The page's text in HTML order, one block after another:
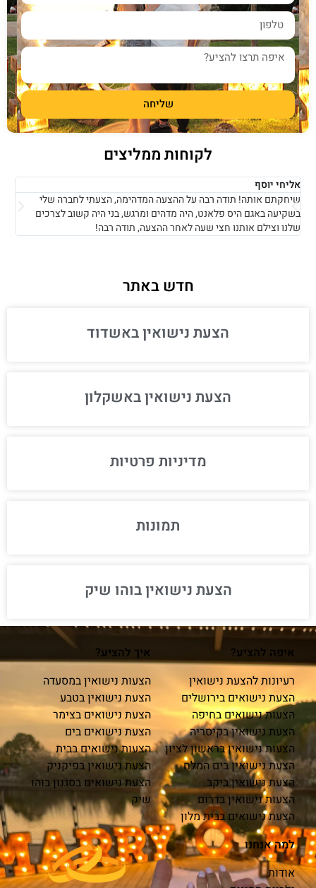
שליחה
לקוחות ממליצים
אליחי יוסף
שיחקתם אותה! תודה רבה על ההצעה המדהימה, הצעתי לחברה שלי
בשקיעה באגם היס פלאנט, היה מדהים ומרגש, בני היה קשוב לצרכים
שלנו וצילם אותנו חצי שעה לאחר ההצעה, תודה רבה!
חדש באתר
הצעת נישואין באשדוד
הצעת נישואין באשקלון
מדיניות פרטיות
תמונות
הצעת נישואין בוהו שיק
איפה להציע?
רעיונות להצעת נישואין
הצעת נישואים בירושלים
הצעות נישואים בחיפה
הצעת נישואין בקיסריה
הצעות נישואין בראשון לציון
הצעת נישואין בים המלח
הצעת נישואין ביקב
הצעות נישואין בדרום
הצעת נישואים בבית מלון
איך להציע?
הצעות נישואין במסעדה
הצעת נישואין בטבע
הצעת נישואים בצימר
הצעת נישואים בים
הצעות נישואים בבית
הצעת נישואין בפיקניק
הצעת נישואים בסגנון בוהו
שיק
למה אנחנו
אודות